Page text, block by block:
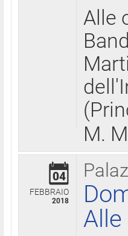
Alle
M.
04
FEBBRAIO
2018
Alle